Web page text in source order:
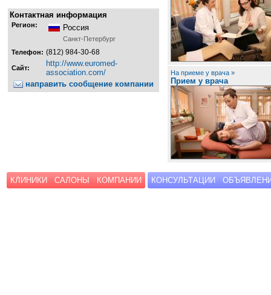
Контактная информация
Регион: Россия
Санкт-Петербург
Телефон: (812) 984-30-68
Сайт:
http://www.euromed-
association.com/
направить сообщение компании
На приеме у врача »
Прием у врача
КЛИНИКИ САЛОНЫ КОМПАНИИ КОНСУЛЬТАЦИИ